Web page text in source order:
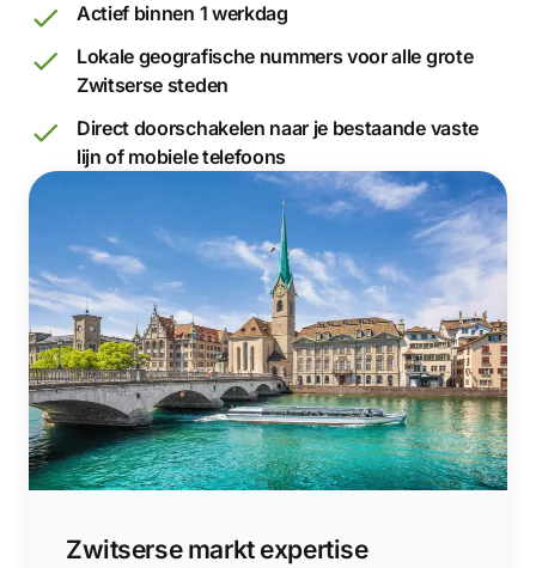
Actief binnen 1 werkdag
Lokale geografische nummers voor alle grote
Zwitserse steden
Direct doorschakelen naar je bestaande vaste
lijn of mobiele telefoons
Zwitserse markt expertise